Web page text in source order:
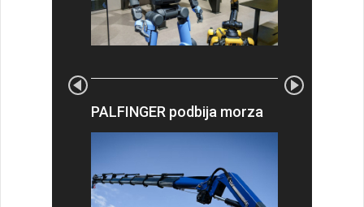
PALFINGER podbija morza